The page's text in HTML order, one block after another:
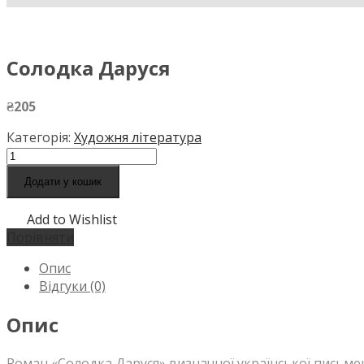
Солодка Даруся
₴205
Категорія: Художня література
Додати у кошик
Add to Wishlist
Опис
Відгуки (0)
Опис